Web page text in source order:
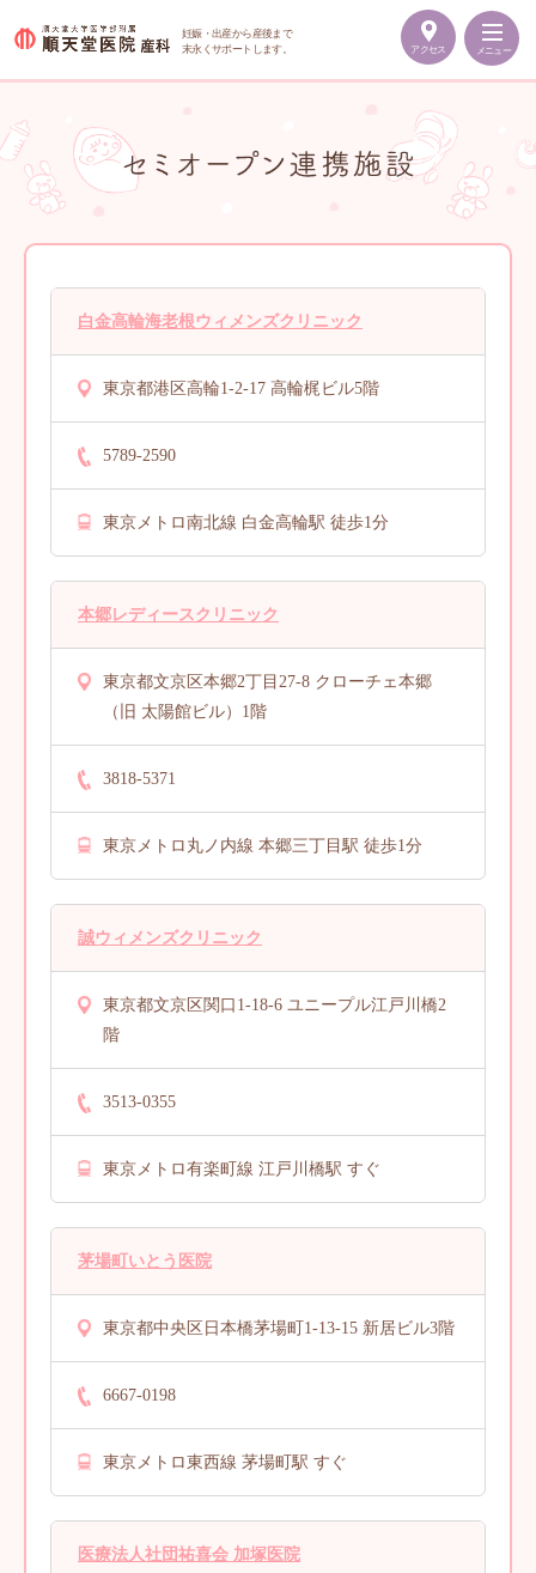
堂
医
院
科
妊娠・出産から産後まで
末永くサポートします。
アクセス メニュー
白金高輪海老根ウィメンズクリニック
東京都港区高輪1-2-17 高輪梶ビル5階
5789-2590
東京メトロ南北線 白金高輪駅 徒歩1分
本郷レディースクリニック
東京都文京区本郷2丁目27-8 クローチェ本郷
（旧 太陽館ビル）1階
3818-5371
東京メトロ丸ノ内線 本郷三丁目駅 徒歩1分
誠ウィメンズクリニック
東京都文京区関口1-18-6 ユニープル江戸川橋2
階
3513-0355
東京メトロ有楽町線 江戸川橋駅 すぐ
茅場町いとう医院
東京都中央区日本橋茅場町1-13-15 新居ビル3階
6667-0198
東京メトロ東西線 茅場町駅 すぐ
医療法人社団祐喜会 加塚医院